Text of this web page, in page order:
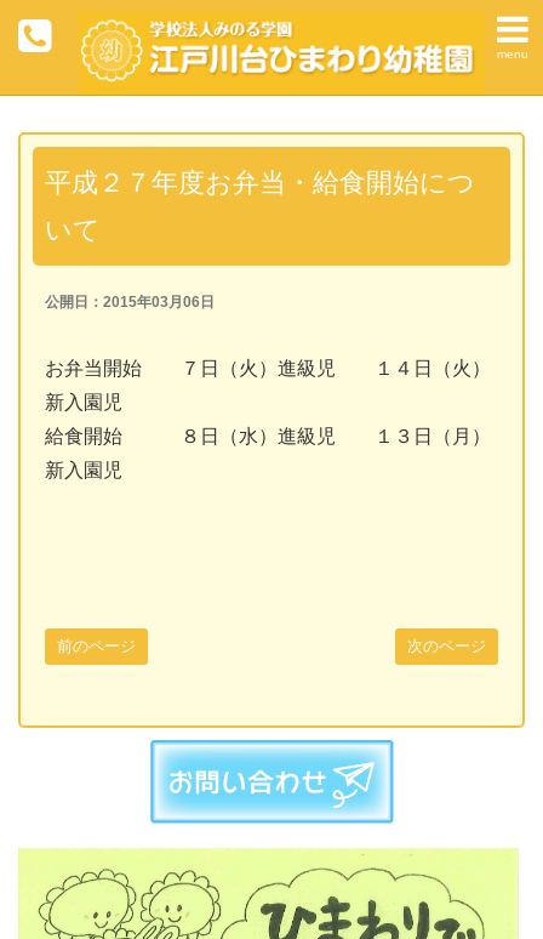
menu
平成２７年度お弁当・給食開始につ
いて
公開日：2015年03月06日
お弁当開始 ７日（火）進級児 １４日（火）
新入園児
給食開始 ８日（水）進級児 １３日（月）
新入園児
前のページ 次のページ